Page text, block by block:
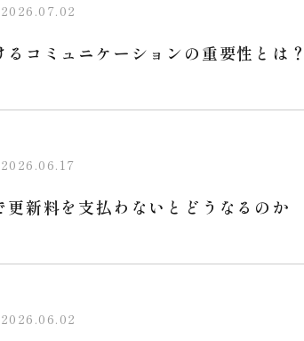
2026.07.02
るコミュニケーションの重要性とは？
2026.06.17
更新料を支払わないとどうなるのか
2026.06.02